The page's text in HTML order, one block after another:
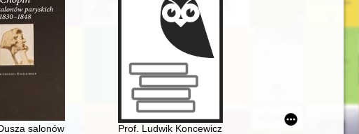
salonów paryskich 1830-1848Prof. Ludwik Koncewicz (1790-1857). Nauczyciel